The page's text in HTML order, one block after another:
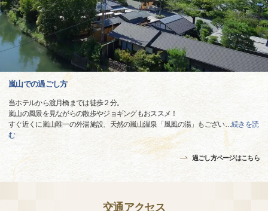
嵐山での過ごし方
当ホテルから渡月橋までは徒歩２分。
嵐山の風景を見ながらの散歩やジョギングもおススメ！
すぐ近くに嵐山唯一の外湯施設、天然の嵐山温泉「風風の湯」もござい…続きを読
む
過ごし方ページはこちら
交通アクセス